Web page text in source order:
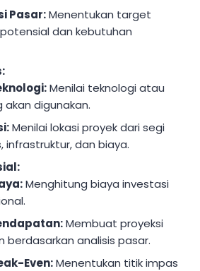
Pasar:Menentukan target
dan kebutuhan
Menilai teknologi atau
akan digunakan.
Menilai lokasi proyek dari segi
infrastruktur, dan biaya.
Menghitung biaya investasi
Membuat proyeksi
berdasarkan analisis pasar.
Even:Menentukan titik impas